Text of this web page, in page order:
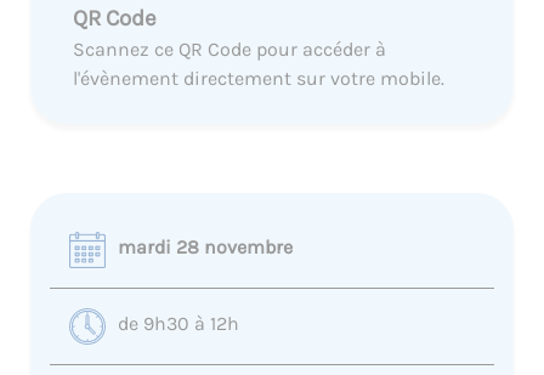
QR Code
Scannez ce QR Code pour accéder à
l'évènement directement sur votre mobile.
mardi 28 novembre
de 9h30 à 12h